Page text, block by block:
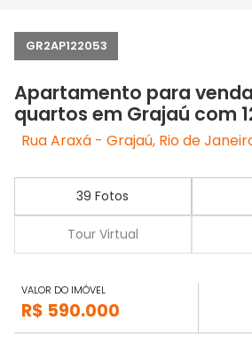
GR2AP122053
Apartamento para
quartos em Grajaú com
Rua Araxá - Grajaú, Rio de
39 Fotos
Tour Virtual
VALOR DO IMÓVEL
R$ 590.000